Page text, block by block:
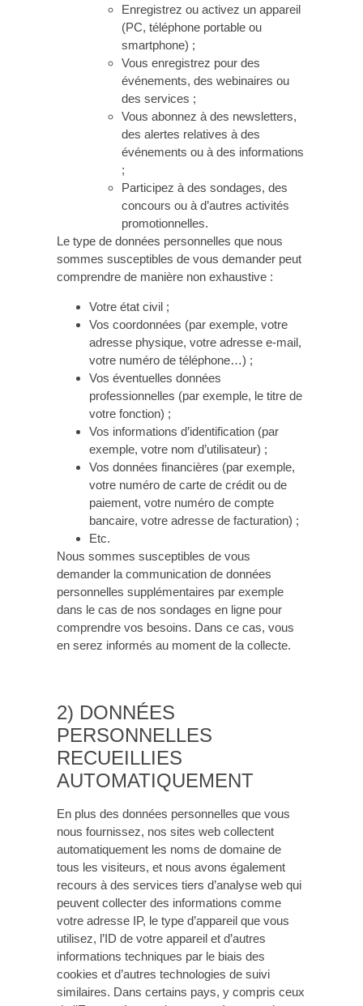
Enregistrez ou activez un appareil
(PC, téléphone portable ou
smartphone) ;
Vous enregistrez pour des
événements, des webinaires ou
des services ;
Vous abonnez à des newsletters,
des alertes relatives à des
événements ou à des informations
;
Participez à des sondages, des
concours ou à d’autres activités
promotionnelles.
Le type de données personnelles que nous
sommes susceptibles de vous demander peut
comprendre de manière non exhaustive :
Votre état civil ;
Vos coordonnées (par exemple, votre
adresse physique, votre adresse e-mail,
votre numéro de téléphone…) ;
Vos éventuelles données
professionnelles (par exemple, le titre de
votre fonction) ;
Vos informations d’identification (par
exemple, votre nom d’utilisateur) ;
Vos données financières (par exemple,
votre numéro de carte de crédit ou de
paiement, votre numéro de compte
bancaire, votre adresse de facturation) ;
Etc.
Nous sommes susceptibles de vous
demander la communication de données
personnelles supplémentaires par exemple
dans le cas de nos sondages en ligne pour
comprendre vos besoins. Dans ce cas, vous
en serez informés au moment de la collecte.
2) DONNÉES
PERSONNELLES
RECUEILLIES
AUTOMATIQUEMENT
En plus des données personnelles que vous
nous fournissez, nos sites web collectent
automatiquement les noms de domaine de
tous les visiteurs, et nous avons également
recours à des services tiers d’analyse web qui
peuvent collecter des informations comme
votre adresse IP, le type d’appareil que vous
utilisez, l’ID de votre appareil et d’autres
informations techniques par le biais des
cookies et d’autres technologies de suivi
similaires. Dans certains pays, y compris ceux